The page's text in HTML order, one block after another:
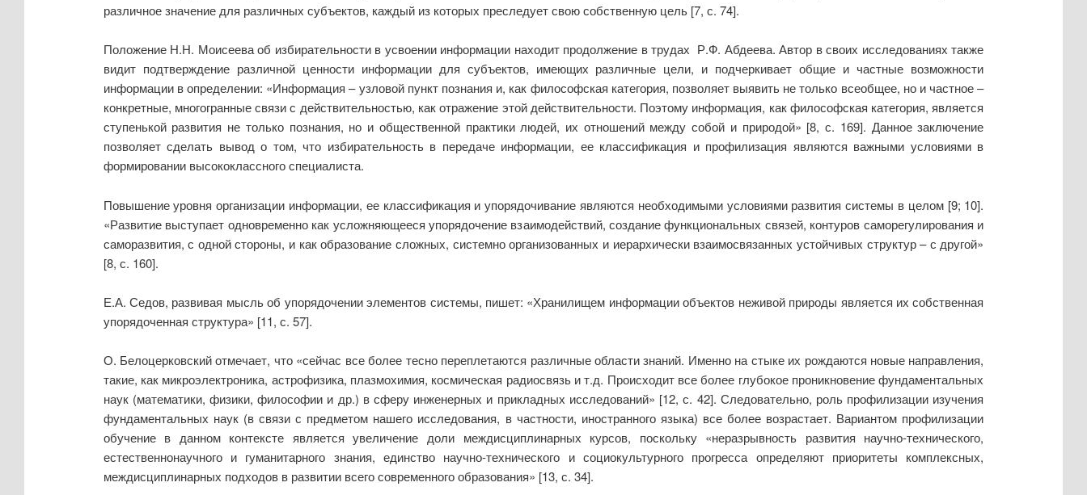
различное значение для различных субъектов, каждый из которых преследует свою собственную цель [7, с. 74].
Положение Н.Н. Моисеева об избирательности в усвоении информации находит продолжение в трудах Р.Ф. Абдеева. Автор в своих исследованиях также
видит подтверждение различной ценности информации для субъектов, имеющих различные цели, и подчеркивает общие и частные возможности
информации в определении: «Информация – узловой пункт познания и, как философская категория, позволяет выявить не только всеобщее, но и частное –
конкретные, многогранные связи с действительностью, как отражение этой действительности. Поэтому информация, как философская категория, является
ступенькой развития не только познания, но и общественной практики людей, их отношений между собой и природой» [8, с. 169]. Данное заключение
позволяет сделать вывод о том, что избирательность в передаче информации, ее классификация и профилизация являются важными условиями в
формировании высококлассного специалиста.
Повышение уровня организации информации, ее классификация и упорядочивание являются необходимыми условиями развития системы в целом [9; 10].
«Развитие выступает одновременно как усложняющееся упорядочение взаимодействий, создание функциональных связей, контуров саморегулирования и
саморазвития, с одной стороны, и как образование сложных, системно организованных и иерархически взаимосвязанных устойчивых структур – с другой»
[8, с. 160].
Е.А. Седов, развивая мысль об упорядочении элементов системы, пишет: «Хранилищем информации объектов неживой природы является их собственная
упорядоченная структура» [11, с. 57].
О. Белоцерковский отмечает, что «сейчас все более тесно переплетаются различные области знаний. Именно на стыке их рождаются новые направления,
такие, как микроэлектроника, астрофизика, плазмохимия, космическая радиосвязь и т.д. Происходит все более глубокое проникновение фундаментальных
наук (математики, физики, философии и др.) в сферу инженерных и прикладных исследований» [12, с. 42]. Следовательно, роль профилизации изучения
фундаментальных наук (в связи с предметом нашего исследования, в частности, иностранного языка) все более возрастает. Вариантом профилизации
обучение в данном контексте является увеличение доли междисциплинарных курсов, поскольку «неразрывность развития научно-технического,
естественнонаучного и гуманитарного знания, единство научно-технического и социокультурного прогресса определяют приоритеты комплексных,
междисциплинарных подходов в развитии всего современного образования» [13, с. 34].